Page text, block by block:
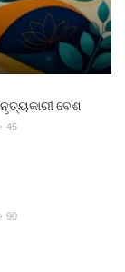
ବେଶ
45
90